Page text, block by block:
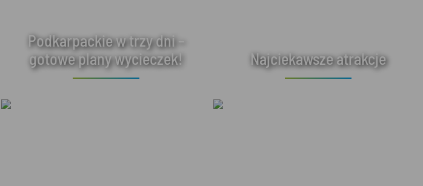
Podkarpackie w trzy dni –
gotowe plany wycieczek!
Najciekawsze atrakcje